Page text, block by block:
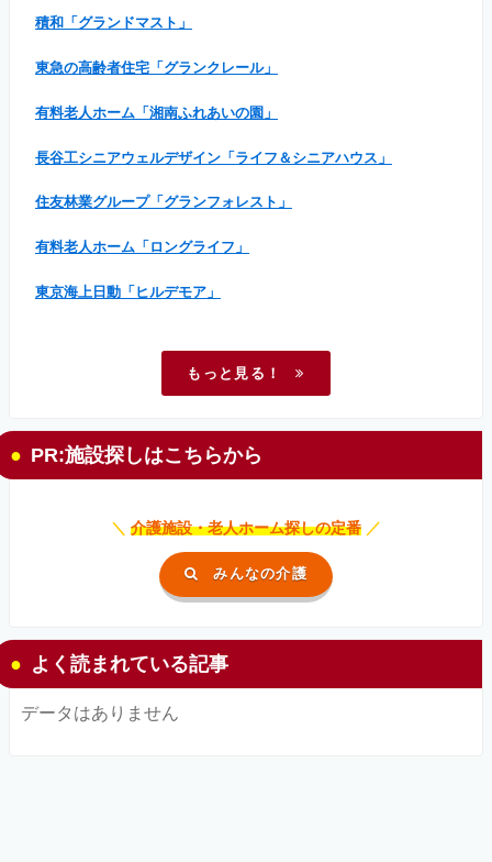
積和「グランドマスト」
東急の高齢者住宅「グランクレール」
有料老人ホーム「湘南ふれあいの園」
長谷工シニアウェルデザイン「ライフ＆シニアハウス」
住友林業グループ「グランフォレスト」
有料老人ホーム「ロングライフ」
東京海上日動「ヒルデモア」
もっと見る！
PR:施設探しはこちらから
＼ 介護施設・老人ホーム探しの定番 ／
みんなの介護
よく読まれている記事
データはありません